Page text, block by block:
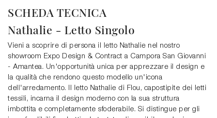
SCHEDA TECNICA
Nathalie - Letto Singolo
Vieni a scoprire di persona il letto Nathalie nel nostro
showroom Expo Design & Contract a Campora San Giovanni
- Amantea. Un'opportunità unica per apprezzare il design e
la qualità che rendono questo modello un'icona
dell'arredamento. Il letto Nathalie di Flou, capostipite dei letti
tessili, incarna il design moderno con la sua struttura
imbottita e completamente sfoderabile. Si distingue per gli